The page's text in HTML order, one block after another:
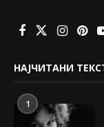
НАЈЧИТАНИ
1